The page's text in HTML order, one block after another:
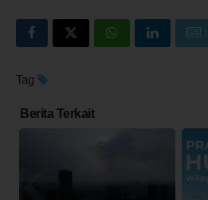
Tag
Berita Terkait